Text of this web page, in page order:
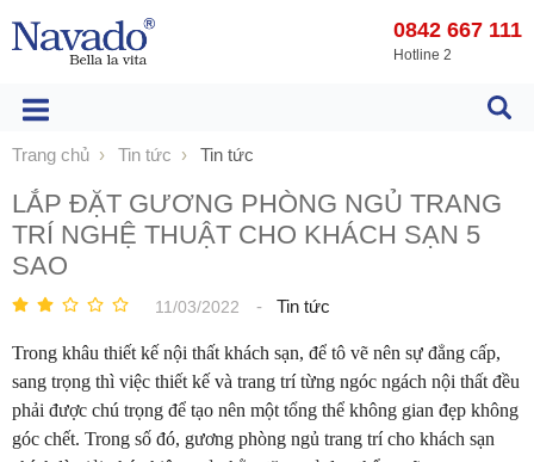
0842 667 111
Hotline 2
Trang chủ Tin tức Tin tức
LẮP ĐẶT GƯƠNG PHÒNG NGỦ TRANG
TRÍ NGHỆ THUẬT CHO KHÁCH SẠN 5
SAO
11/03/2022 - Tin tức
Trong khâu thiết kế nội thất khách sạn, để tô vẽ nên sự đẳng cấp,
sang trọng thì việc thiết kế và trang trí từng ngóc ngách nội thất đều
phải được chú trọng để tạo nên một tổng thể không gian đẹp không
góc chết. Trong số đó, gương phòng ngủ trang trí cho khách sạn